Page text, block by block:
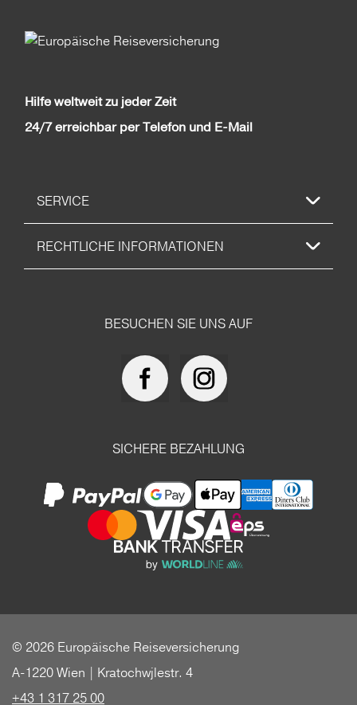
Hilfe weltweit zu jeder Zeit
24/7 erreichbar per Telefon und E-Mail
SERVICE
RECHTLICHE INFORMATIONEN
BESUCHEN SIE UNS AUF
SICHERE BEZAHLUNG
© 2026 Europäische Reiseversicherung
A-1220 Wien | Kratochwjlestr. 4
+43 1 317 25 00